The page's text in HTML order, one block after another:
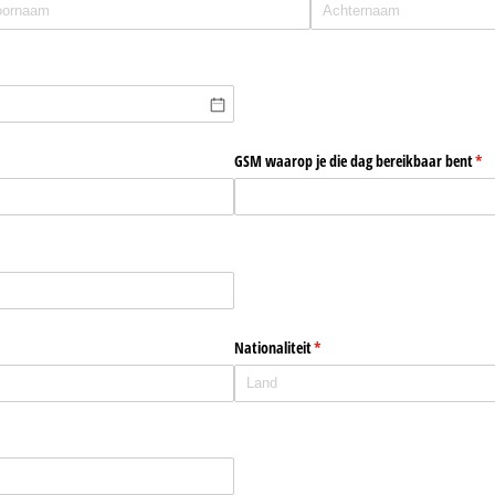
GSM waarop je die dag bereikbaar bent*
(is
Nationaliteit*
(is vereist)